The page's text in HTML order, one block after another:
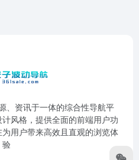
、资讯于一体的综合性导航平
风格，提供全面的前端用户功
用户带来高效且直观的浏览体
验